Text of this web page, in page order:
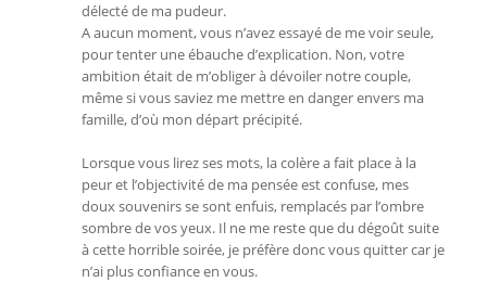
délecté de ma pudeur.
A aucun moment, vous n’avez essayé de me voir seule,
pour tenter une ébauche d’explication. Non, votre
ambition était de m’obliger à dévoiler notre couple,
même si vous saviez me mettre en danger envers ma
famille, d’où mon départ précipité.
Lorsque vous lirez ses mots, la colère a fait place à la
peur et l’objectivité de ma pensée est confuse, mes
doux souvenirs se sont enfuis, remplacés par l’ombre
sombre de vos yeux. Il ne me reste que du dégoût suite
à cette horrible soirée, je préfère donc vous quitter car je
n’ai plus confiance en vous.